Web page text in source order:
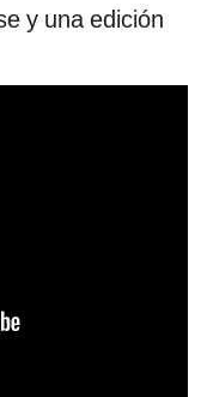
y una edición